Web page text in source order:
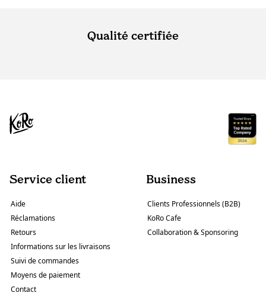
Qualité certifiée
Service client
Aide
Réclamations
Retours
Informations sur les livraisons
Suivi de commandes
Moyens de paiement
Contact
Business
Clients Professionnels (B2B)
KoRo Cafe
Collaboration & Sponsoring